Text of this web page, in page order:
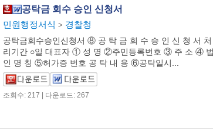
공탁금 회수 승인 신청서
민원행정서식 > 경찰청
공탁금회수승인신청서 ⑧ 공 탁 금 회 수 승 인 신 청 서 처
리기간 ○일 대표자 ① 성 명 ②주민등록번호 ③ 주 소 ④
인 명 칭 ⑤허가증 번호 공 탁 내 용 ⑥공탁일시...
조회수: 217 | 다운로드: 267